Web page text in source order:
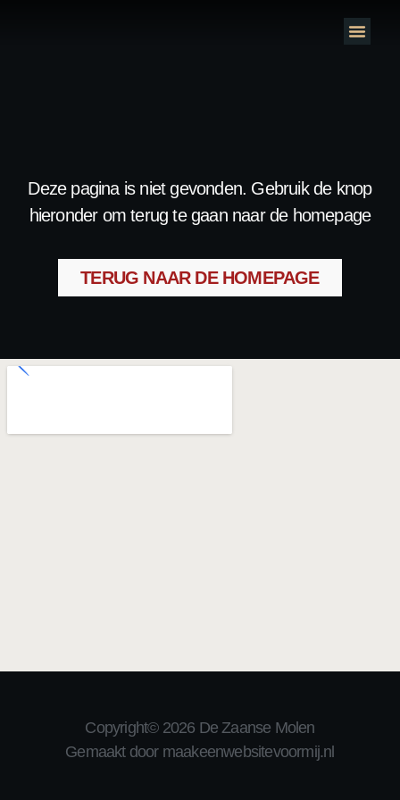
Deze pagina is niet gevonden. Gebruik de knop
hieronder om terug te gaan naar de homepage
TERUG NAAR DE HOMEPAGE
Copyright© 2026 De Zaanse Molen
Gemaakt door maakeenwebsitevoormij.nl